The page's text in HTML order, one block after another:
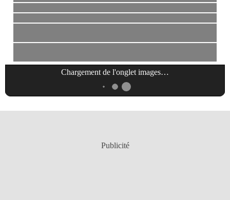
Chargement de l'onglet images…
Publicité